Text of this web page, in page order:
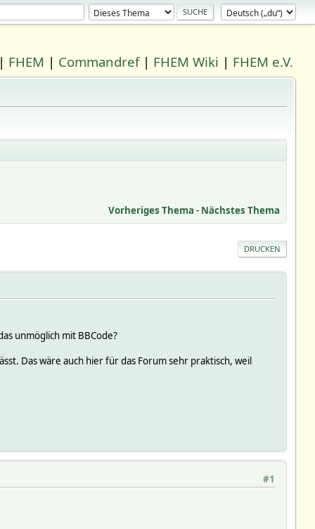
FHEM | Commandref| FHEM Wiki | FHEM e.V.
Vorheriges Thema - Nächstes Thema
DRUCKEN
unmöglich mit BBCode?
Das wäre auch hier für das Forum sehr praktisch, weil
#1